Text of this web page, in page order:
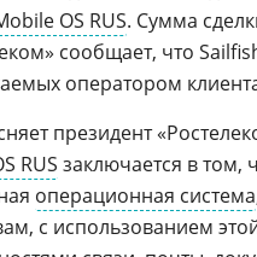
OS RUS. Сумма
сообщает, что
оператором
президент
RUS заключается в том,
операционная система
с использованием